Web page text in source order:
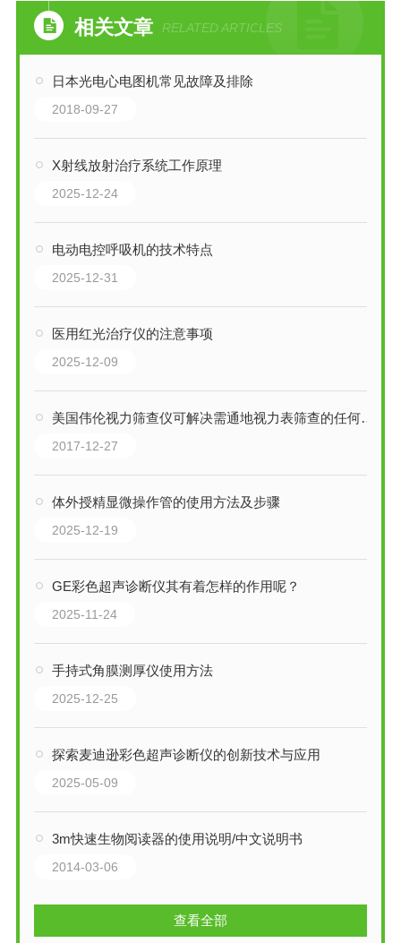
相关文章 RELATED ARTICLES
日本光电心电图机常见故障及排除
2018-09-27
X射线放射治疗系统工作原理
2025-12-24
电动电控呼吸机的技术特点
2025-12-31
医用红光治疗仪的注意事项
2025-12-09
美国伟伦视力筛查仪可解决需通地视力表筛查的任何问题
2017-12-27
体外授精显微操作管的使用方法及步骤
2025-12-19
GE彩色超声诊断仪其有着怎样的作用呢？
2025-11-24
手持式角膜测厚仪使用方法
2025-12-25
探索麦迪逊彩色超声诊断仪的创新技术与应用
2025-05-09
3m快速生物阅读器的使用说明/中文说明书
2014-03-06
查看全部